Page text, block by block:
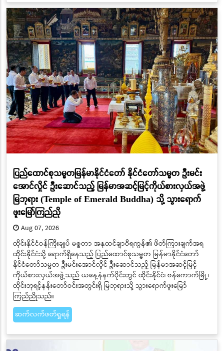
ပြည်ထောင်စုသမ္မတမြန်မာနိုင်ငံတော် နိုင်ငံတော်သမ္မတ ဦးမင်း
အောင်လှိုင် ဦးဆောင်သည့် မြန်မာအဆင့်မြင့်ကိုယ်စားလှယ်အဖွဲ့
မြဘုရား (Temple of Emerald Buddha) သို့ သွားရောက်
ဖူးမြော်ကြည်ညို
Aug 07, 2026
ထိုင်းနိုင်ငံဝန်ကြီးချုပ် မစ္စတာ အနုထင်ချာဝီရကွန်၏ ဖိတ်ကြားချက်အရ
ထိုင်းနိုင်ငံသို့ ရောက်ရှိနေသည့် ပြည်ထောင်စုသမ္မတ မြန်မာနိုင်ငံတော်
နိုင်ငံတော်သမ္မတ ဦးမင်းအောင်လှိုင် ဦးဆောင်သည့် မြန်မာအဆင့်မြင့်
ကိုယ်စားလှယ်အဖွဲ့သည် ယနေ့နံနက်ပိုင်းတွင် ထိုင်းနိုင်ငံ၊ ဗန်ကောက်မြို့၊
ထိုင်းဘုရင့်နန်းတော်ဝင်းအတွင်းရှိ မြဘုရားသို့ သွားရောက်ဖူးမြော်
ကြည်ညိုသည်။
ဆက်လက်ဖတ်ရှုရန်